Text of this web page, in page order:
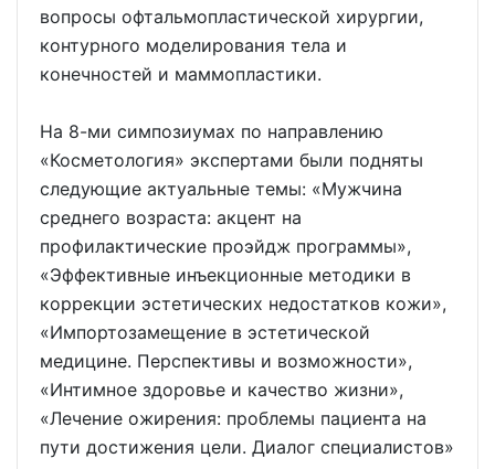
вопросы офтальмопластической хирургии,
контурного моделирования тела и
конечностей и маммопластики.
На 8-ми симпозиумах по направлению
«Косметология» экспертами были подняты
следующие актуальные темы: «Мужчина
среднего возраста: акцент на
профилактические проэйдж программы»,
«Эффективные инъекционные методики в
коррекции эстетических недостатков кожи»,
«Импортозамещение в эстетической
медицине. Перспективы и возможности»,
«Интимное здоровье и качество жизни»,
«Лечение ожирения: проблемы пациента на
пути достижения цели. Диалог специалистов»